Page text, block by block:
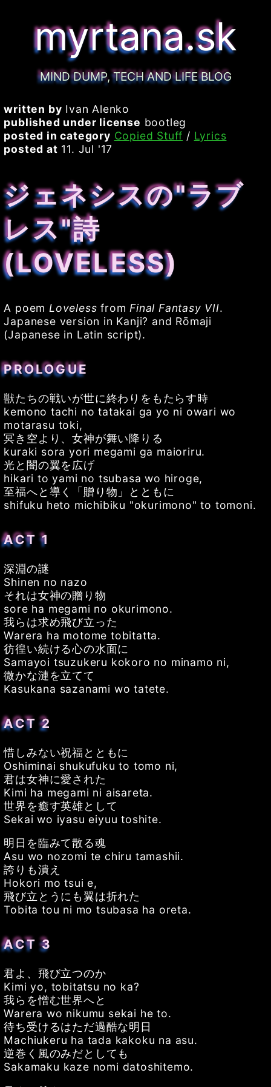
myrtana.sk
MIND DUMP, TECH AND LIFE BLOG
written by Ivan Alenko
published under license bootleg
posted in category Copied Stuff / Lyrics
posted at 11. Jul '17
ジェネシスの"ラブ
レス"詩
(LOVELESS)
A poem Loveless from Final Fantasy VII.
Japanese version in Kanji? and Rōmaji
(Japanese in Latin script).
PROLOGUE
獣たちの戦いが世に終わりをもたらす時
kemono tachi no tatakai ga yo ni owari wo
motarasu toki,
冥き空より、女神が舞い降りる
kuraki sora yori megami ga maioriru.
光と闇の翼を広げ
hikari to yami no tsubasa wo hiroge,
至福へと導く「贈り物」とともに
shifuku heto michibiku "okurimono" to tomoni.
ACT 1
深淵の謎
Shinen no nazo
それは女神の贈り物
sore ha megami no okurimono.
我らは求め飛び立った
Warera ha motome tobitatta.
彷徨い続ける心の水面に
Samayoi tsuzukeru kokoro no minamo ni,
微かな漣を立てて
Kasukana sazanami wo tatete.
ACT 2
惜しみない祝福とともに
Oshiminai shukufuku to tomo ni,
君は女神に愛された
Kimi ha megami ni aisareta.
世界を癒す英雄として
Sekai wo iyasu eiyuu toshite.
明日を臨みて散る魂
Asu wo nozomi te chiru tamashii.
誇りも潰え
Hokori mo tsui e,
飛び立とうにも翼は折れた
Tobita tou ni mo tsubasa ha oreta.
ACT 3
君よ、飛び立つのか
Kimi yo, tobitatsu no ka?
我らを憎む世界へと
Warera wo nikumu sekai he to.
待ち受けるはただ過酷な明日
Machiukeru ha tada kakoku na asu.
逆巻く風のみだとしても
Sakamaku kaze nomi datoshitemo.